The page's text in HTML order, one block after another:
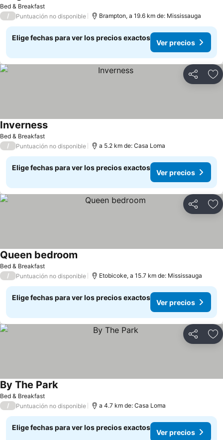
Bed & Breakfast
/ Puntuación no disponible Brampton, a 19.6 km de: Mississauga
Elige fechas para ver los precios exactos
Ver precios
Compartir
Bed & Breakfast
Inverness
/ Puntuación no disponible a 5.2 km de: Casa Loma
Elige fechas para ver los precios exactos
Ver precios
Compartir
Bed & Breakfast
Queen bedroom
/ Puntuación no disponible Etobicoke, a 15.7 km de: Mississauga
Elige fechas para ver los precios exactos
Ver precios
Compartir
Bed & Breakfast
By The Park
/ Puntuación no disponible a 4.7 km de: Casa Loma
Elige fechas para ver los precios exactos
Ver precios